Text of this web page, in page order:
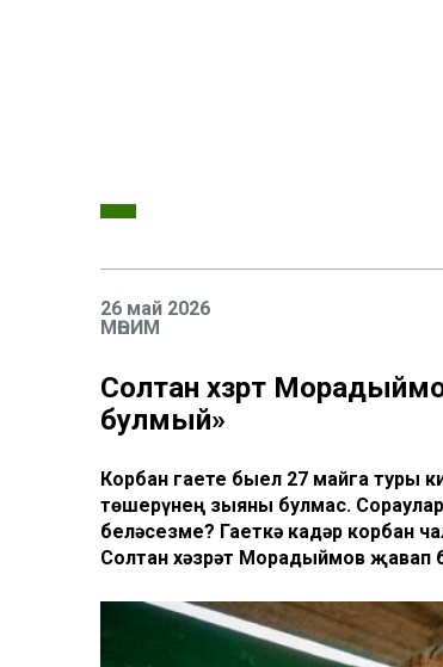
26 май 2026
МӨҺИМ
Солтан хәзрәт
булмый»
Корбан гаете быел 27 майга туры
төшерүнең зыяны булмас.
беләсезме? Гаеткә кадәр корбан
Солтан хәзрәт Морадыймов җавап